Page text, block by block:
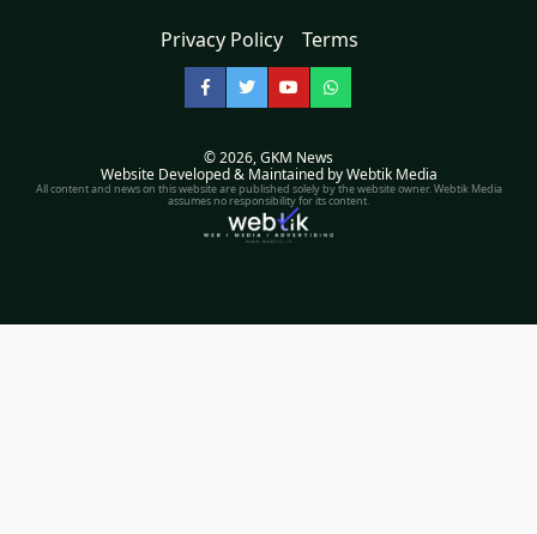
Privacy Policy Terms
Facebook
TwitterYouTubeWhatsApp
© 2026,GKM News
Website Developed & Maintained by Webtik Media
All content and news on this website are published solely by the website owner. Webtik Media
assumes no responsibility for its content.